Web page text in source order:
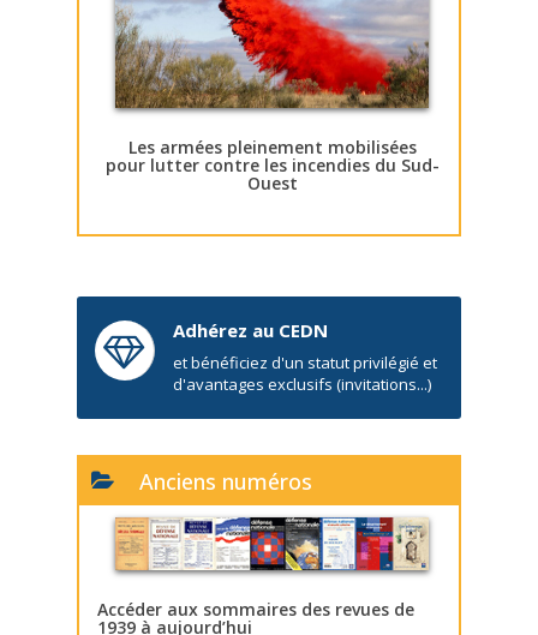
Les armées pleinement mobilisées
pour lutter contre les incendies du Sud-
Ouest
Adhérez au CEDN
et bénéficiez d'un statut privilégié et
d'avantages exclusifs (invitations...)
Anciens numéros
Accéder aux sommaires des revues de
1939 à aujourd’hui